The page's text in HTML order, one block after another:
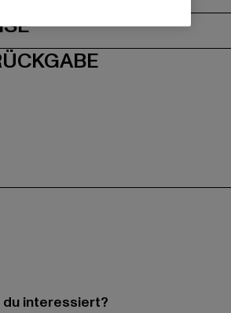
interessiert?